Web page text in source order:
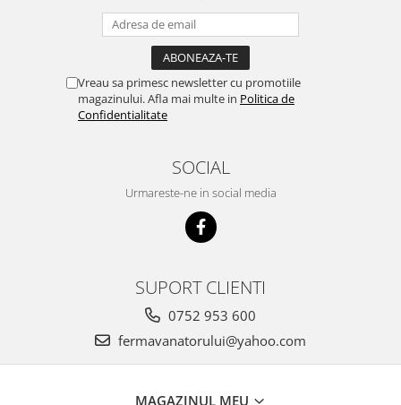
Vreau sa primesc newsletter cu promotiile
magazinului. Afla mai multe in Politica de
Confidentialitate
SOCIAL
Urmareste-ne in social media
SUPORT CLIENTI
0752 953 600
fermavanatorului@yahoo.com
MAGAZINUL MEU